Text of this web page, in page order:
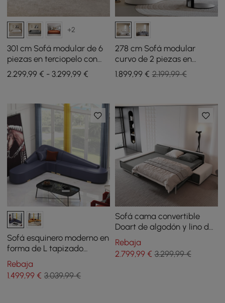
+2
301 cm Sofá modular de 6
piezas en terciopelo con
tapizado acanalado
2.299,99 € - 3.299,99 €
278 cm Sofá modular
curvo de 2 piezas en
terciopelo con cojines
1.899,99€ 2.199,99 €
Sofá esquinero moderno en
forma de L tapizado
seccional de piel sintética
azul
Rebaja
1.499,99 € 3.039,99 €
Sofá cama convertible
Doart de algodón y lino de
2750 mm, modular, en
forma de L, con esquina y 4
plazas
Rebaja
2.799,99€ 3.299,99 €